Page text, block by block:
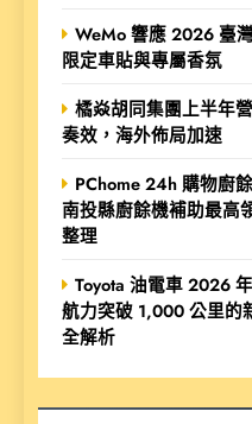
WeMo 響應 2026 臺
限定車貼與專屬香氛
橘焱胡同集團上半年
奏效，海外佈局加速
PChome 24h 購物廚
南投縣廚餘機補助最高
整理
Toyota 油電車 2026
航力突破 1,000 公里的
全解析